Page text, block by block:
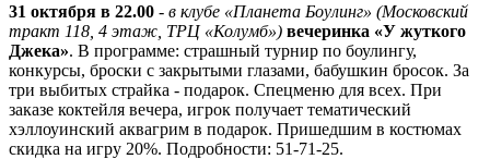
31 октября в 22.00 - в клубе «Планета Боулинг» (Московский
тракт 118, 4 этаж, ТРЦ «Колумб») вечеринка «У жуткого
Джека». В программе: страшный турнир по боулингу,
конкурсы, броски с закрытыми глазами, бабушкин бросок. За
три выбитых страйка - подарок. Спецменю для всех. При
заказе коктейля вечера, игрок получает тематический
хэллоуинский аквагрим в подарок. Пришедшим в костюмах
скидка на игру 20%. Подробности: 51-71-25.